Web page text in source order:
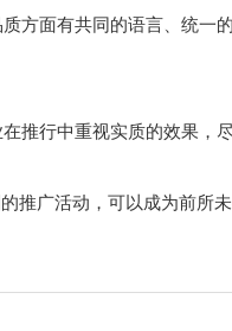
方面有共同的语言、统一
推行中重视实质的效果
推广活动，可以成为前